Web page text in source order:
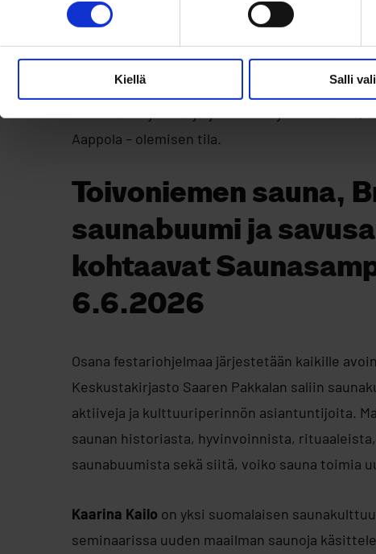
Kiellä Salli
saunakeskustelutapahtuman dialogit
osa Euroopan kulttuuripääkaupunki Oulu2026 -
Aappola – olemisen tila.
Toivoniemen sauna,
saunabuumi ja
kohtaavat
6.6.2026
Osana festariohjelmaa järjestetään kaikille
Keskustakirjasto Saaren Pakkalan saliin
aktiiveja ja kulttuuriperinnön asiantuntijoita.
saunan historiasta, hyvinvoinnista,
saunabuumista sekä siitä, voiko sauna toimia
Kaarina Kailo on yksi suomalaisen
seminaarissa uuden maailman saunoja